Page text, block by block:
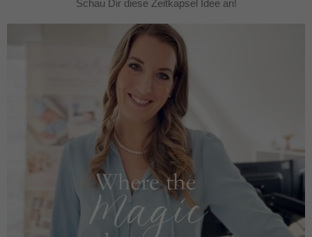
Schau Dir diese Zeitkapsel Idee an!